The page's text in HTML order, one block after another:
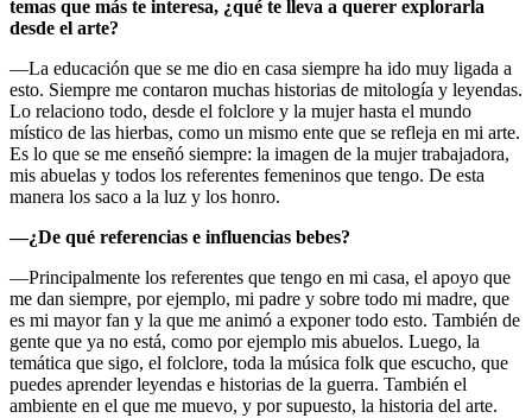
temas que más te interesa, ¿qué te lleva a querer explorarla
desde el arte?
—La educación que se me dio en casa siempre ha ido muy ligada a
esto. Siempre me contaron muchas historias de mitología y leyendas.
Lo relaciono todo, desde el folclore y la mujer hasta el mundo
místico de las hierbas, como un mismo ente que se refleja en mi arte.
Es lo que se me enseñó siempre: la imagen de la mujer trabajadora,
mis abuelas y todos los referentes femeninos que tengo. De esta
manera los saco a la luz y los honro.
—¿De qué referencias e influencias bebes?
—Principalmente los referentes que tengo en mi casa, el apoyo que
me dan siempre, por ejemplo, mi padre y sobre todo mi madre, que
es mi mayor fan y la que me animó a exponer todo esto. También de
gente que ya no está, como por ejemplo mis abuelos. Luego, la
temática que sigo, el folclore, toda la música folk que escucho, que
puedes aprender leyendas e historias de la guerra. También el
ambiente en el que me muevo, y por supuesto, la historia del arte.